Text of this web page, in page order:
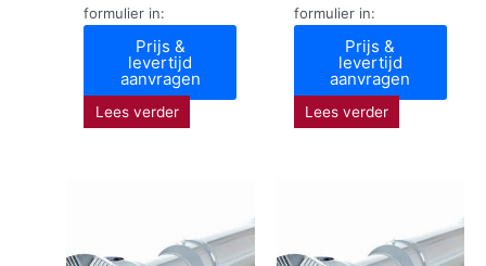
formulier in:
Prijs &
levertijd
aanvragen
Lees verder
formulier in:
Prijs &
levertijd
aanvragen
Lees verder